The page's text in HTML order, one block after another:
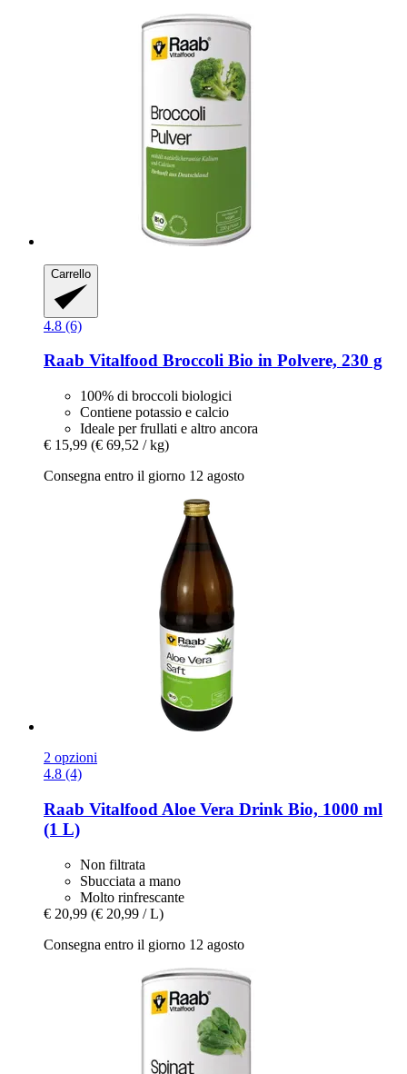
Carrello
4.8 (6)
Raab Vitalfood Broccoli Bio in Polvere, 230 g
100% di broccoli biologici
Contiene potassio e calcio
Ideale per frullati e altro ancora
€ 15,99 (€ 69,52 / kg)
Consegna entro il giorno 12 agosto
2 opzioni
4.8 (4)
Raab Vitalfood Aloe Vera Drink Bio, 1000 ml
(1 L)
Non filtrata
Sbucciata a mano
Molto rinfrescante
€ 20,99 (€ 20,99 / L)
Consegna entro il giorno 12 agosto